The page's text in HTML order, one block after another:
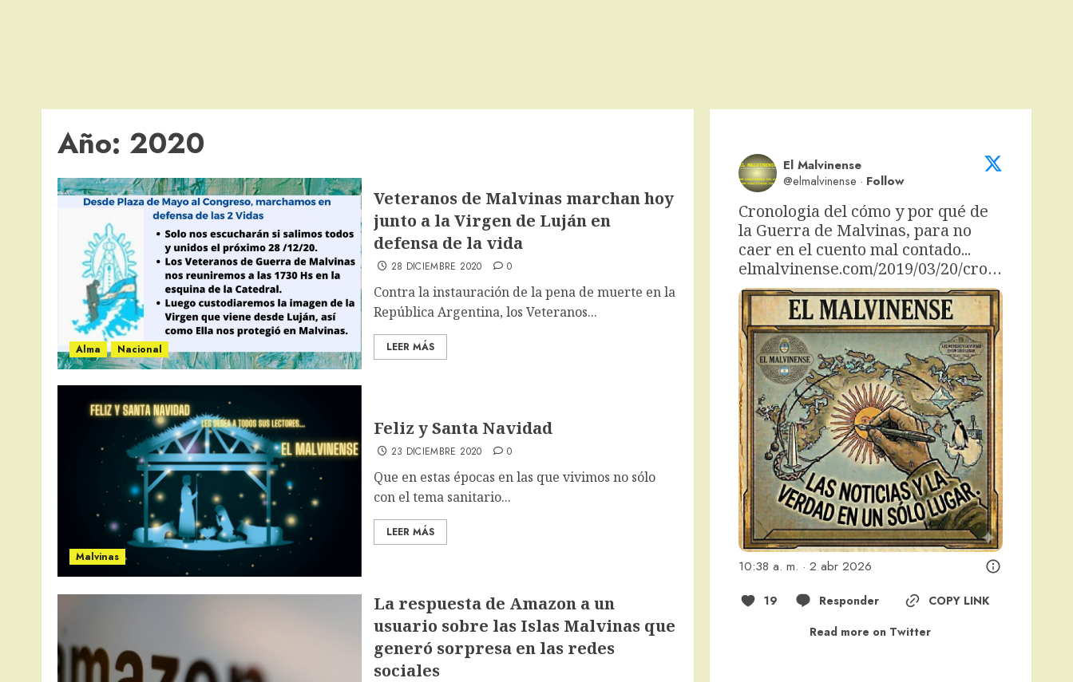
Año: 2020
Alma Nacional
Veteranos de Malvinas marchan hoy
junto a la Virgen de Luján en
defensa de la vida
28 DICIEMBRE 2020 0
Contra la instauración de la pena de muerte en la
República Argentina, los Veteranos...
LEER MÁS
Malvinas
Feliz y Santa Navidad
23 DICIEMBRE 2020 0
Que en estas épocas en las que vivimos no sólo
con el tema sanitario...
LEER MÁS
La respuesta de Amazon a un
usuario sobre las Islas Malvinas que
generó sorpresa en las redes
sociales
El Malvinense
@elmalvinense · Follow
Cronologia del cómo y por qué de
la Guerra de Malvinas, para no
elmalvinense.com/2019/03/20/cro…
10:38 a. m. · 2 abr 2026
19 Responder
COPY LINK
Read more on Twitter